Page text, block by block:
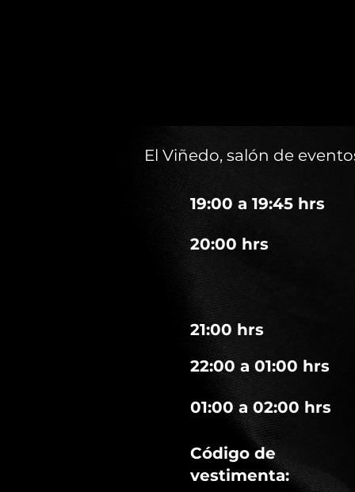
El Viñedo, salón de
19:00 a 19:45 hrs
20:00 hrs
21:00 hrs
22:00 a 01:00 hrs
01:00 a 02:00 hrs
Código de
vestimenta: